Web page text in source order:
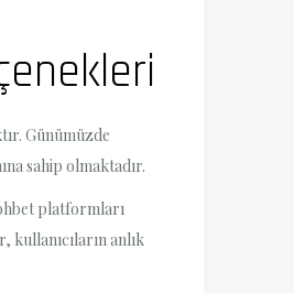
Günümüzde
sahip olmaktadır.
platformları
anlık